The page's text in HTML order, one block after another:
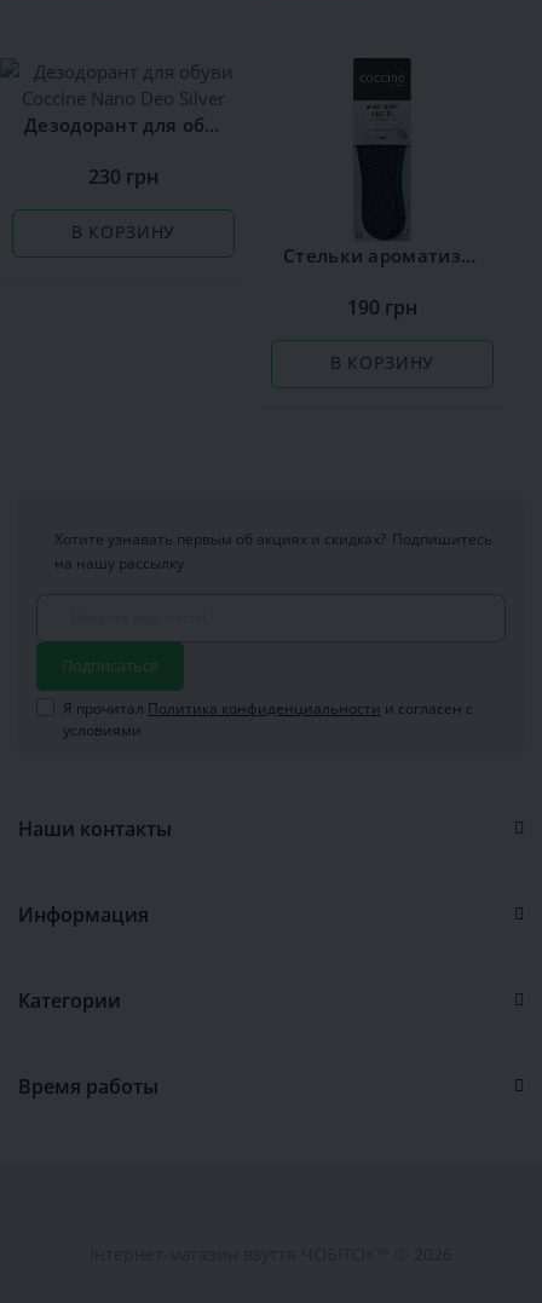
Дезодорант для обуви Сoccine Nano Deo Silver
230 грн
В КОРЗИНУ
Стельки ароматизированные Сoccine Silver
190 грн
В КОРЗИНУ
Хотите узнавать первым об акциях и скидках? Подпишитесь
на нашу рассылку
Подписаться
Я прочитал Политика конфиденциальности и согласен с
условиями
Наши контакты
Информация
Категории
Время работы